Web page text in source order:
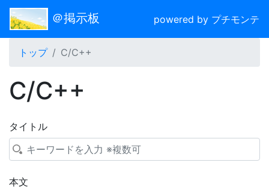
＠掲示板 powered by プチモンテ
トップ C/C++
C/C++
タイトル
本文